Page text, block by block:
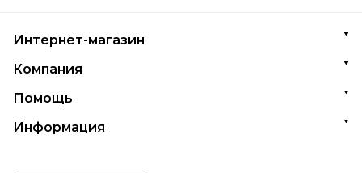
Интернет-магазин
Компания
Помощь
Информация